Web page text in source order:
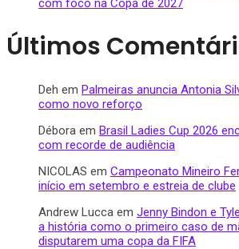
com foco na Copa de 2027
Últimos
Deh em Palmeiras anuncia Antonia
como novo reforço
Débora em Brasil Ladies Cup 2026
com recorde de audiência
NICOLAS em Campeonato Mineiro
início em setembro e estreia de clube
Andrew Lucca em Jenny Bindon e
a história como o primeiro caso de
disputarem uma copa da FIFA